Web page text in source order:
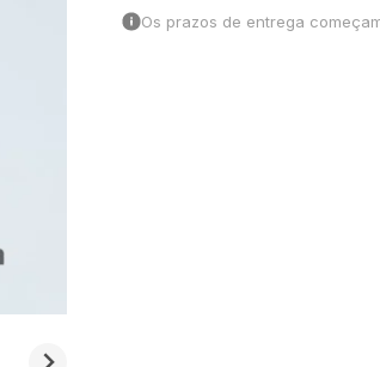
Os prazos de entrega